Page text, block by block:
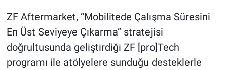
ZF Aftermarket, “Mobilitede Çalışma Süresini
En Üst Seviyeye Çıkarma” stratejisi
doğrultusunda geliştirdiği ZF [pro]Tech
programı ile atölyelere sunduğu desteklerle